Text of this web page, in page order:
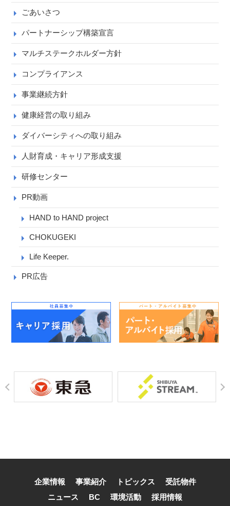
ごあいさつ
パートナーシップ構築宣言
マルチステークホルダー方針
コンプライアンス
事業継続方針
健康経営の取り組み
ダイバーシティへの取り組み
人財育成・キャリア形成支援
研修センター
PR動画
HAND to HAND project
CHOKUGEKI
Life Keeper.
PR広告
企業情報 事業紹介 トピックス
受託物件
ニュース
BC 環境活動 採用情報